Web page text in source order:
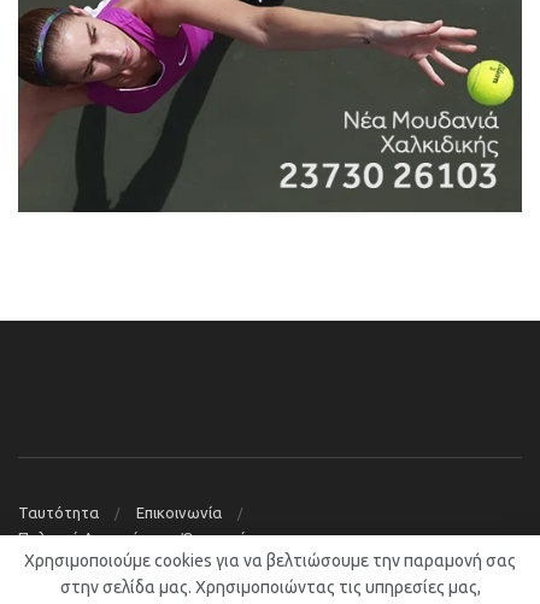
Ταυτότητα
Επικοινωνία
Πολιτική Απορρήτου – Όροι χρήσης
© 2019Νέα Μουδανιά Blog
Χρησιμοποιούμε cookies για να βελτιώσουμε την παραμονή σας
στην σελίδα μας. Χρησιμοποιώντας τις υπηρεσίες μας,